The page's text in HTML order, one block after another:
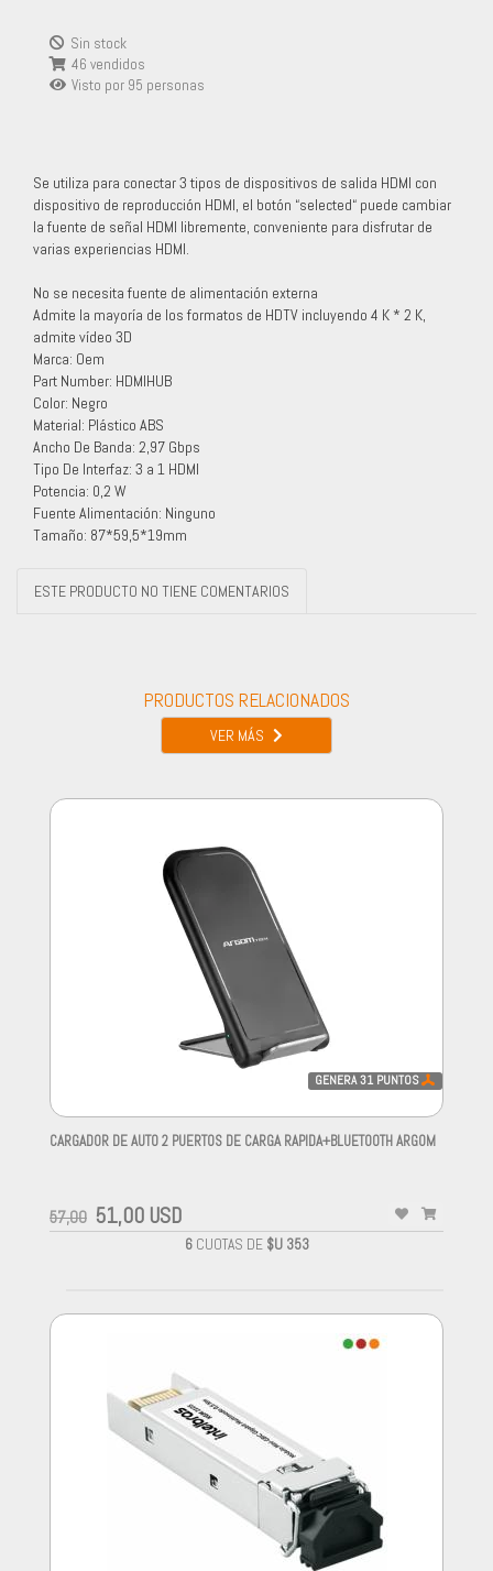
Sin stock
46 vendidos
Visto por 95 personas
Se utiliza para conectar 3 tipos de dispositivos de salida HDMI con
dispositivo de reproducción HDMI, el botón “selected“ puede cambiar
la fuente de señal HDMI libremente, conveniente para disfrutar de
varias experiencias HDMI.
No se necesita fuente de alimentación externa
Admite la mayoría de los formatos de HDTV incluyendo 4 K * 2 K,
admite vídeo 3D
Marca: Oem
Part Number: HDMIHUB
Color: Negro
Material: Plástico ABS
Ancho De Banda: 2,97 Gbps
Tipo De Interfaz: 3 a 1 HDMI
Potencia: 0,2 W
Fuente Alimentación: Ninguno
Tamaño: 87*59,5*19mm
ESTE PRODUCTO NO TIENE COMENTARIOS
PRODUCTOS RELACIONADOS
VER MÁS
GENERA31 PUNTOS
CARGADOR DE AUTO 2 PUERTOS DE CARGA RAPIDA+BLUETOOTH ARGOM
57,00 51,00 USD
6CUOTAS DE $U 353